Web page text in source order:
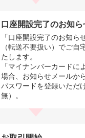
口座開設完了のお知ら
「口座開設完了のお知ら
（転送不要扱い）でご自
たします。
「マイナンバーカードに
場合、お知らせメールか
パスワードを登録いただ
無）。